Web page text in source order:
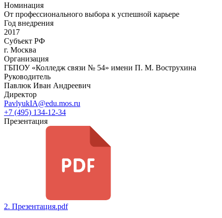
Номинация
От профессионального выбора к успешной карьере
Год внедрения
2017
Субъект РФ
г. Москва
Организация
ГБПОУ «Колледж связи № 54» имени П. М. Вострухина
Руководитель
Павлюк Иван Андреевич
Директор
PavlyukIA@edu.mos.ru
+7 (495) 134-12-34
Презентация
2. Презентация.pdf